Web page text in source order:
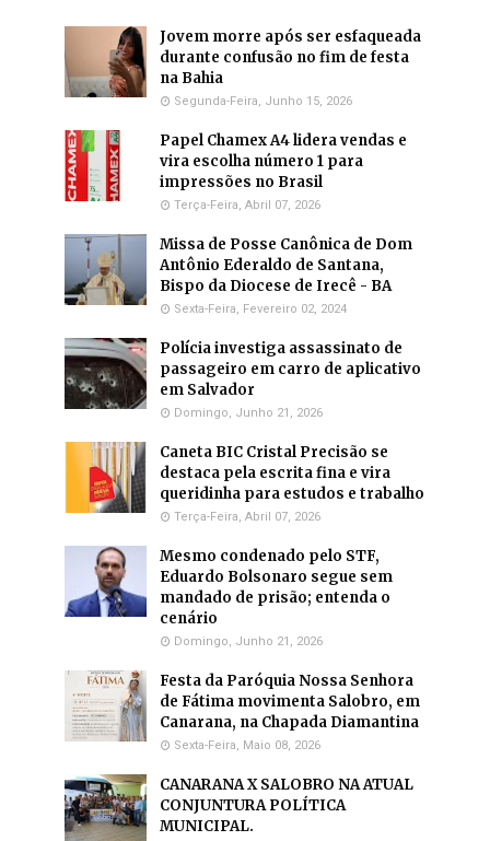
Jovem morre após ser esfaqueada
durante confusão no fim de festa
na Bahia
Segunda-Feira, Junho 15, 2026
Papel Chamex A4 lidera vendas e
vira escolha número 1 para
impressões no Brasil
Terça-Feira, Abril 07, 2026
Missa de Posse Canônica de Dom
Antônio Ederaldo de Santana,
Bispo da Diocese de Irecê - BA
Sexta-Feira, Fevereiro 02, 2024
Polícia investiga assassinato de
passageiro em carro de aplicativo
em Salvador
Domingo, Junho 21, 2026
Caneta BIC Cristal Precisão se
destaca pela escrita fina e vira
queridinha para estudos e trabalho
Terça-Feira, Abril 07, 2026
Mesmo condenado pelo STF,
Eduardo Bolsonaro segue sem
mandado de prisão; entenda o
cenário
Domingo, Junho 21, 2026
Festa da Paróquia Nossa Senhora
de Fátima movimenta Salobro, em
Canarana, na Chapada Diamantina
Sexta-Feira, Maio 08, 2026
CANARANA X SALOBRO NA ATUAL
CONJUNTURA POLÍTICA
MUNICIPAL.